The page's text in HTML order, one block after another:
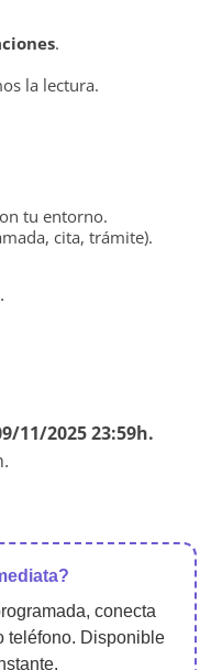
.
la lectura.
tu entorno.
cita, trámite).
.
11/2025 23:59h.
conecta
teléfono. Disponible